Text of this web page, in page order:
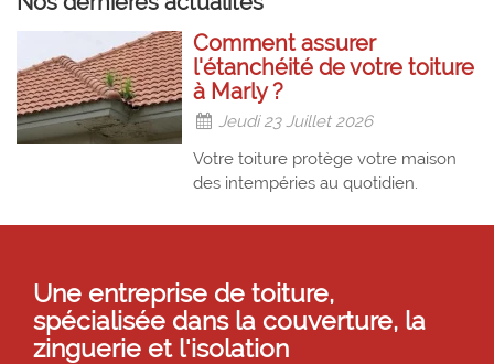
Comment assurer
l'étanchéité de votre toiture
à Marly ?
Jeudi 23 Juillet 2026
Votre toiture protège votre maison
des intempéries au quotidien.
Une entreprise de toiture,
spécialisée dans la couverture, la
zinguerie et l'isolation